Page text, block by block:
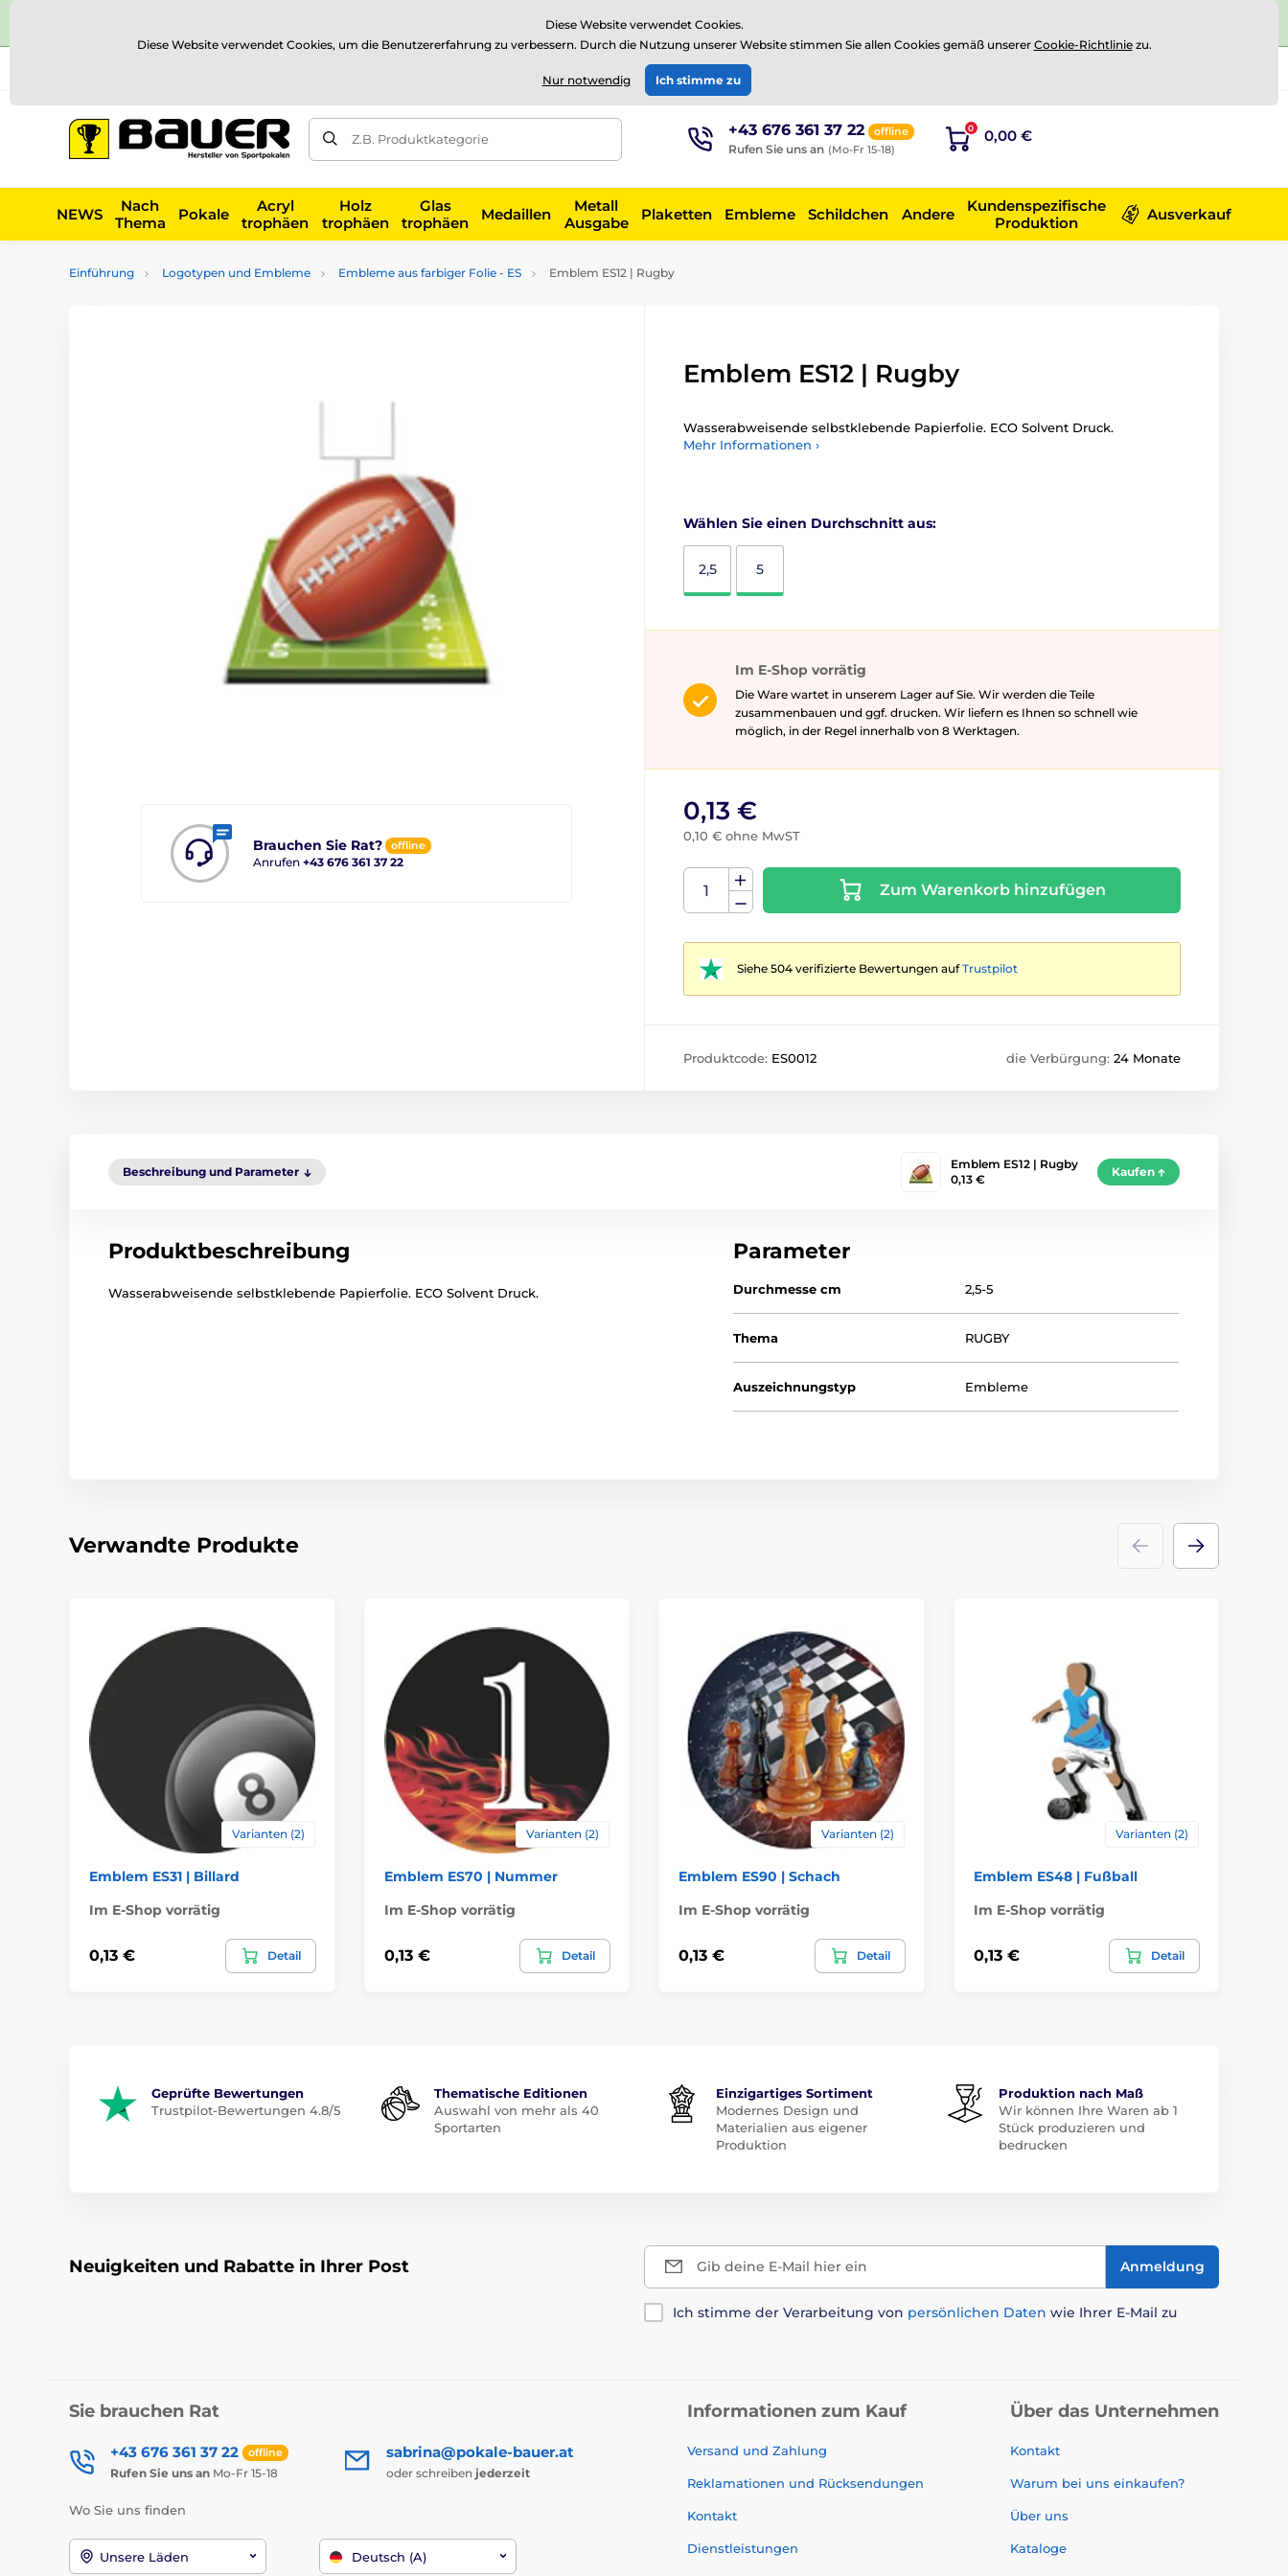
⭐Siehe 504 verifizierte Bewertungen aufTrustpilot
EUR
Z.B. Produktkategorie +43 676 361 37 22 offline
Rufen Sie uns an (Mo-Fr 15-18)
0 0,00 €
NEWS
Nach
Thema
Pokale
Acryl
trophäen
Holz
trophäen
Glas
trophäen
Medaillen
Metall
Ausgabe
Plaketten Embleme Schildchen Andere
Kundenspezifische
Produktion
Ausverkauf
Einführung Logotypen und Embleme Embleme aus farbiger Folie - ES Emblem ES12 | Rugby
Brauchen Sie Rat? offline
Anrufen +43 676 361 37 22
Emblem ES12 | Rugby
Wasserabweisende selbstklebende Papierfolie. ECO Solvent Druck.
Mehr Informationen ›
Wählen Sie einen Durchschnitt aus:
2,5 5
Im E-Shop vorrätig
Die Ware wartet in unserem Lager auf Sie. Wir werden die Teile
zusammenbauen und ggf. drucken. Wir liefern es Ihnen so schnell wie
möglich, in der Regel innerhalb von 8 Werktagen.
0,13 €
0,10 € ohne MwST
Zum Warenkorb hinzufügen
Siehe 504 verifizierte Bewertungen aufTrustpilot
Produktcode: ES0012 die Verbürgung: 24 Monate
Beschreibung und Parameter
Emblem ES12 | Rugby
0,13 €
Kaufen
Produktbeschreibung
Wasserabweisende selbstklebende Papierfolie. ECO Solvent Druck.
Parameter
Durchmesse cm 2,5-5
Thema RUGBY
Auszeichnungstyp Embleme
Verwandte Produkte
Varianten (2)
Emblem ES31 | Billard
Im E-Shop vorrätig
0,13 € Detail
Varianten (2)
Emblem ES70 | Nummer
Im E-Shop vorrätig
0,13 € Detail
Varianten (2)
Emblem ES90 | Schach
Im E-Shop vorrätig
0,13 € Detail
Varianten (2)
Emblem ES48 | Fußball
Im E-Shop vorrätig
0,13 € Detail
Geprüfte Bewertungen
Trustpilot-Bewertungen 4.8/5
Thematische Editionen
Auswahl von mehr als 40
Sportarten
Einzigartiges Sortiment
Modernes Design und
Materialien aus eigener
Produktion
Produktion nach Maß
Wir können Ihre Waren ab 1
Stück produzieren und
bedrucken
Neuigkeiten und Rabatte in Ihrer Post Gib deine E-Mail hier ein Anmeldung
Ich stimme der Verarbeitung von persönlichen Daten wie Ihrer E-Mail zu
Sie brauchen Rat
+43 676 361 37 22 offline
Rufen Sie uns an Mo-Fr 15-18
sabrina@pokale-bauer.at
oder schreiben jederzeit
Wo Sie uns finden
Unsere Läden Deutsch (A)
Informationen zum Kauf
Versand und Zahlung
Reklamationen und Rücksendungen
Kontakt
Dienstleistungen
Über das Unternehmen
Kontakt
Warum bei uns einkaufen?
Über uns
Kataloge
Diese Website verwendet Cookies.
Diese Website verwendet Cookies, um die Benutzererfahrung zu verbessern. Durch die Nutzung unserer Website stimmen Sie allen Cookies gemäß unserer Cookie-Richtliniezu.
Nur notwendig Ich stimme zu